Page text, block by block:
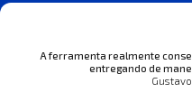
A ferramenta realmente
entregando de